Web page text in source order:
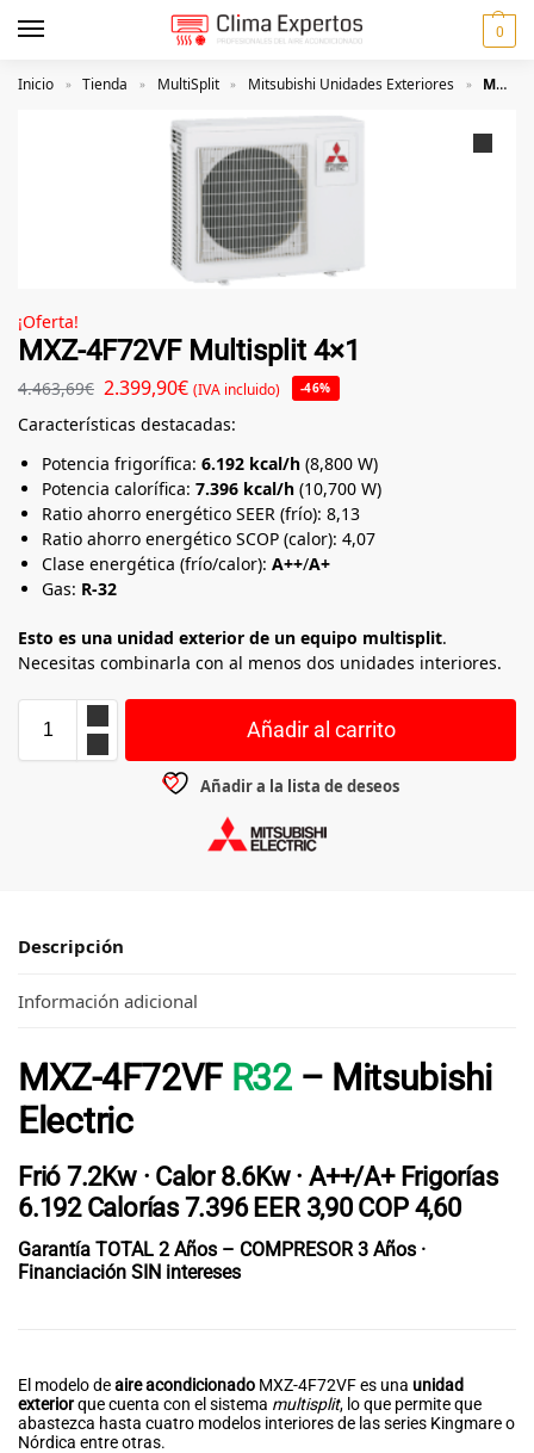
0
Inicio » Tienda » MultiSplit » Mitsubishi Unidades Exteriores » MXZ-4F72VF Multisplit 4×1
¡Oferta!
MXZ-4F72VF Multisplit 4×1
4.463,69€ 2.399,90€ (IVA incluido) -46%
Características destacadas:
Potencia frigorífica: 6.192 kcal/h (8,800 W)
Potencia calorífica: 7.396 kcal/h (10,700 W)
Ratio ahorro energético SEER (frío): 8,13
Ratio ahorro energético SCOP (calor): 4,07
Clase energética (frío/calor): A++/A+
Gas: R-32
Esto es una unidad exterior de un equipo multisplit.
Necesitas combinarla con al menos dos unidades interiores.
Añadir al carrito
Añadir a la lista de deseos
Descripción
Información adicional
MXZ-4F72VF R32– Mitsubishi
Electric
Frió 7.2Kw · Calor 8.6Kw · A++/A+ Frigorías
6.192Calorías7.396EER 3,90COP 4,60
Garantía TOTAL 2 Años – COMPRESOR 3 Años ·
Financiación SIN intereses
El modelo deaire acondicionado MXZ-4F72VF es una unidad
exteriorque cuenta con el sistema multisplit, lo que permite que
abastezca hasta cuatro modelos interiores de las series Kingmare o
Nórdica entre otras.